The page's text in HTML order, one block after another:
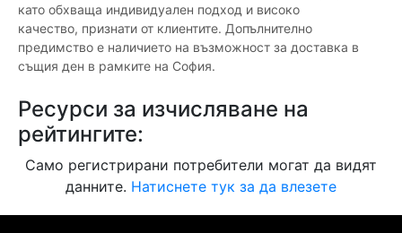
като обхваща индивидуален подход и високо
качество, признати от клиентите. Допълнително
предимство е наличието на възможност за доставка в
същия ден в рамките на София.
Ресурси за изчисляване на
рейтингите:
Само регистрирани потребители могат да видят
данните. Натиснете тук за да влезете